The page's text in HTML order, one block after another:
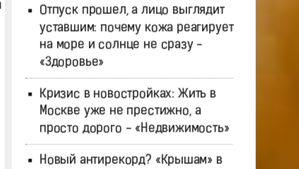
Отпуск прошел, а лицо выглядит
уставшим: почему кожа реагирует
на море и солнце не сразу -
«Здоровье»
Кризис в новостройках: Жить в
Москве уже не престижно, а
просто дорого - «Недвижимость»
Новый антирекорд? «Крышам» в